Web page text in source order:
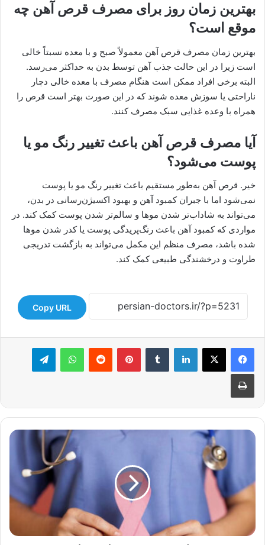
بهترین زمان روز برای مصرف قرص آهن چه
موقع است؟
بهترین زمان مصرف قرص آهن معمولاً صبح و با معده نسبتاً خالی
است زیرا در این حالت جذب آهن توسط بدن به حداکثر می‌رسد.
البته برخی افراد ممکن است هنگام مصرف با معده خالی دچار
ناراحتی یا سوزش معده شوند که در این صورت بهتر است قرص را
همراه با وعده غذایی سبک مصرف کنند.
آیا مصرف قرص آهن باعث تغییر رنگ مو یا
پوست می‌شود؟
خیر. قرص آهن به‌طور مستقیم باعث تغییر رنگ مو یا پوست
نمی‌شود اما با جبران کمبود آهن و بهبود اکسیژن‌رسانی در بدن،
می‌تواند به شاداب‌تر شدن موها و سالم‌تر شدن پوست کمک کند. در
مواردی که کمبود آهن باعث رنگ‌پریدگی پوست یا کدر شدن موها
شده باشد، مصرف منظم این مکمل می‌تواند به بازگشت تدریجی
طراوت و درخشندگی طبیعی کمک کند.
Copy URL
لینکدین ‫تامبلر ‫پین‌ترست‫رددیت واتس آپ تلگرام
چاپ
بهترین
بعد
جراحی
برداشتن